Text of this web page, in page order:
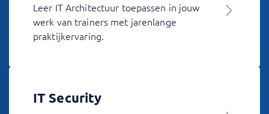
Leer IT Architectuur toepassen in jouw
werk van trainers met jarenlange
praktijkervaring.
IT Security